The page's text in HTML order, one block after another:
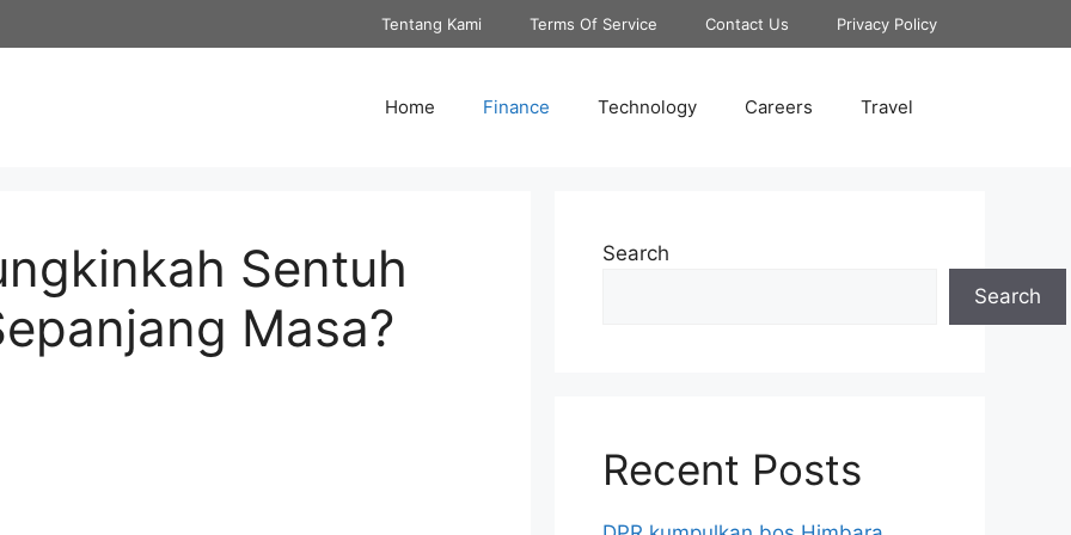
Tentang Kami Terms Of Service Contact Us Privacy Policy
Home Finance Technology Careers Travel
Sentuh
Masa?
Search
Search
Recent Posts